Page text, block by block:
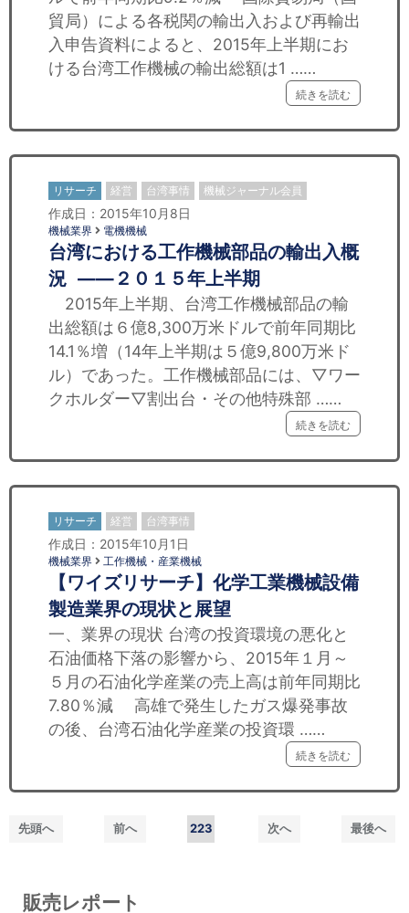
貿局）による各税関の輸出入および再輸出
入申告資料によると、2015年上半期にお
ける台湾工作機械の輸出総額は1 ……
続きを読む
リサーチ 経営 台湾事情 機械ジャーナル会員
作成日：2015年10月8日
機械業界 電機機械
台湾における工作機械部品の輸出入概
況 ——２０１５年上半期
2015年上半期、台湾工作機械部品の輸
出総額は６億8,300万米ドルで前年同期比
14.1％増（14年上半期は５億9,800万米ド
ル）であった。工作機械部品には、▽ワー
クホルダー▽割出台・その他特殊部 ……
続きを読む
リサーチ 経営 台湾事情
作成日：2015年10月1日
機械業界 工作機械・産業機械
【ワイズリサーチ】化学工業機械設備
製造業界の現状と展望
一、業界の現状 台湾の投資環境の悪化と
石油価格下落の影響から、2015年１月～
５月の石油化学産業の売上高は前年同期比
7.80％減 高雄で発生したガス爆発事故
の後、台湾石油化学産業の投資環 ……
続きを読む
先頭へ 前へ 223 次へ 最後へ
販売レポート